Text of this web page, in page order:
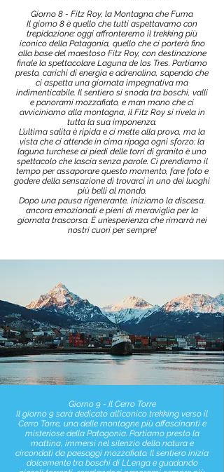
Giorno 8 - Fitz Roy, la Montagna che Fuma
Il giorno 8 è quello che tutti aspettavamo con
trepidazione: oggi affronteremo il trekking più
iconico della Patagonia, quello che ci porterà fino
alla base del maestoso Fitz Roy, con destinazione
finale la spettacolare Laguna de los Tres. Partiamo
presto, carichi di energia e adrenalina, sapendo che
ci aspetta una giornata impegnativa ma
indimenticabile. Il sentiero si snoda tra boschi, valli
e panorami mozzafiato, e man mano che ci
avviciniamo alla montagna, il Fitz Roy si rivela in
tutta la sua imponenza.
L’ultima salita è ripida e ci mette alla prova, ma la
vista che ci attende in cima ripaga ogni sforzo: la
laguna turchese ai piedi delle torri di granito è uno
spettacolo che lascia senza parole. Ci prendiamo il
tempo per assaporare questo momento, fare foto e
godere della sensazione di trovarci in uno dei luoghi
più belli al mondo.
Dopo una pausa rigenerante, iniziamo la discesa,
ancora emozionati e pieni di meraviglia per la
giornata trascorsa. È un’esperienza che rimarrà nei
nostri cuori per sempre!
Giorno 9 - Il Cerro Torre
Il giorno 9 sarà dedicato all’iconico trekking verso il
Cerro Torre, una delle montagne più affascinanti e
misteriose della Patagonia. Partiamo presto la
mattina, immersi nel silenzio della natura e
circondati da paesaggi mozzafiato. Il sentiero inizia
dolcemente tra boschi di LLenga e guadando